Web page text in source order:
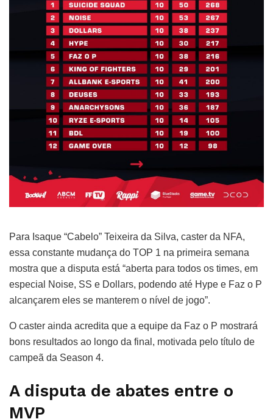
Para Isaque “Cabelo” Teixeira da Silva, caster da NFA,
essa constante mudança do TOP 1 na primeira semana
mostra que a disputa está “aberta para todos os times, em
especial Noise, SS e Dollars, podendo até Hype e Faz o P
alcançarem eles se manterem o nível de jogo”.
O caster ainda acredita que a equipe da Faz o P mostrará
bons resultados ao longo da final, motivada pelo título de
campeã da Season 4.
A disputa de abates entre o
MVP